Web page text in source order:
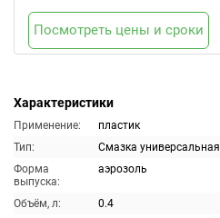
Характеристики
Применение:
пластик
Тип:
Смазка универсальная
Форма
выпуска:
аэрозоль
Объём, л:
0.4
Посмотреть цены и сроки